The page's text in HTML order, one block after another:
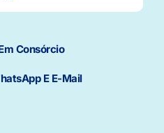
Consórcio
E E-Mail